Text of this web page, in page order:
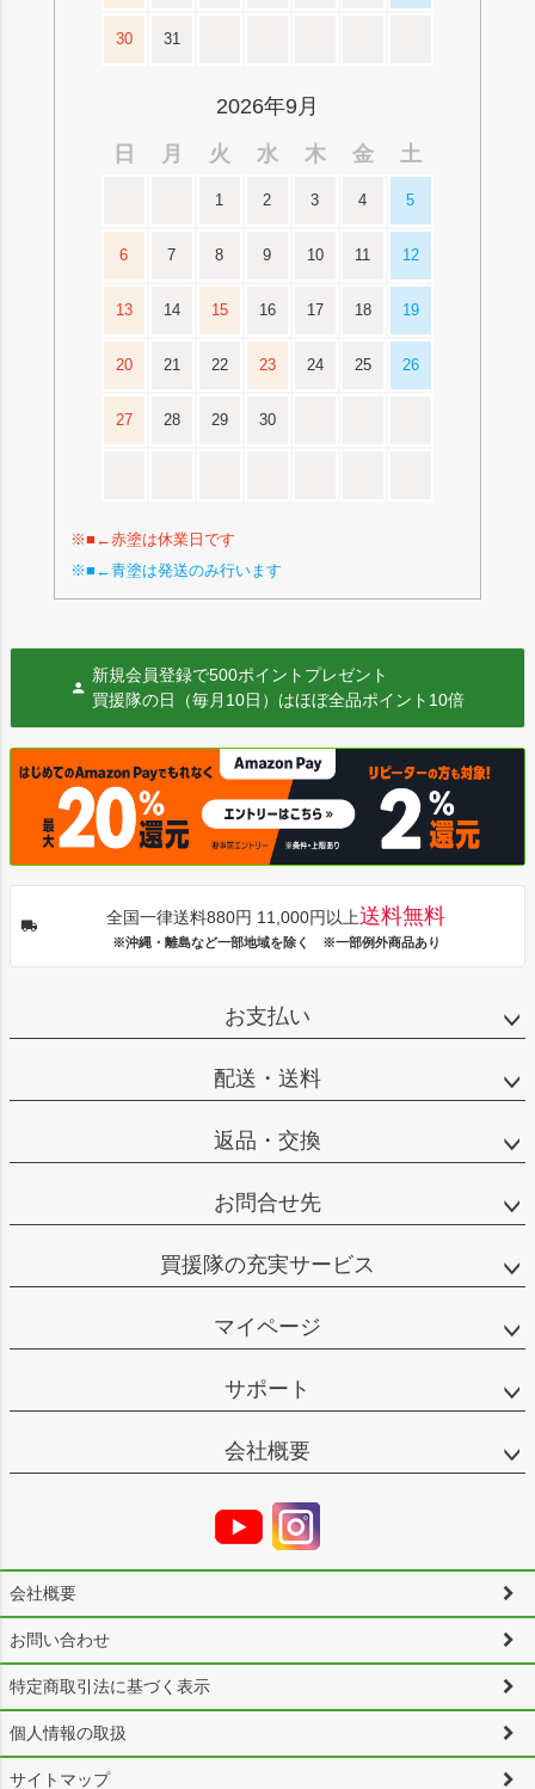
30 31
2026年9月
日
月 火 水 木 金 土
1 2 3 4 5
6 7 8 9 10 11 12
13 14 15 16 17 18 19
20 21 22 23 24 25 26
27 28 29 30
※■←赤塗は休業日です
※■←青塗は発送のみ行います
新規会員登録で500ポイントプレゼント
買援隊の日（毎月10日）はほぼ全品ポイント10倍
全国一律送料880円 11,000円以上送料無料
※沖縄・離島など一部地域を除く ※一部例外商品あり
お支払い
配送・送料
返品・交換
お問合せ先
買援隊の充実サービス
マイページ
サポート
会社概要
会社概要
お問い合わせ
特定商取引法に基づく表示
個人情報の取扱
サイトマップ